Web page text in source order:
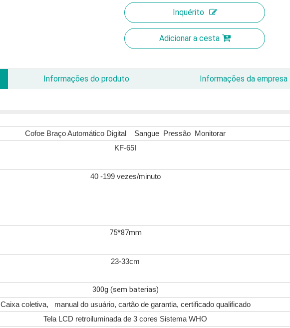
Inquérito
Adicionar a cesta
Informações do produto Informações da empresa
Cofoe Braço Automático Digital Sangue Pressão Monitorar
KF-65I
40 -199 vezes/minuto
75*87mm
23-33cm
300g (sem baterias)
Caixa coletiva, manual do usuário, cartão de garantia, certificado qualificado
Tela LCD retroiluminada de 3 cores Sistema WHO